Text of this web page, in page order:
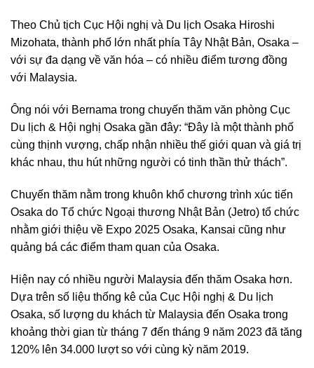
Theo Chủ tịch Cục Hội nghị và Du lịch Osaka Hiroshi
Mizohata, thành phố lớn nhất phía Tây Nhật Bản, Osaka –
với sự đa dạng về văn hóa – có nhiều điểm tương đồng
với Malaysia.
Ông nói với Bernama trong chuyến thăm văn phòng Cục
Du lịch & Hội nghị Osaka gần đây: “Đây là một thành phố
cùng thịnh vượng, chấp nhận nhiều thế giới quan và giá trị
khác nhau, thu hút những người có tinh thần thử thách”.
Chuyến thăm nằm trong khuôn khổ chương trình xúc tiến
Osaka do Tổ chức Ngoại thương Nhật Bản (Jetro) tổ chức
nhằm giới thiệu về Expo 2025 Osaka, Kansai cũng như
quảng bá các điểm tham quan của Osaka.
Hiện nay có nhiều người Malaysia đến thăm Osaka hơn.
Dựa trên số liệu thống kê của Cục Hội nghị & Du lịch
Osaka, số lượng du khách từ Malaysia đến Osaka trong
khoảng thời gian từ tháng 7 đến tháng 9 năm 2023 đã tăng
120% lên 34.000 lượt so với cùng kỳ năm 2019.